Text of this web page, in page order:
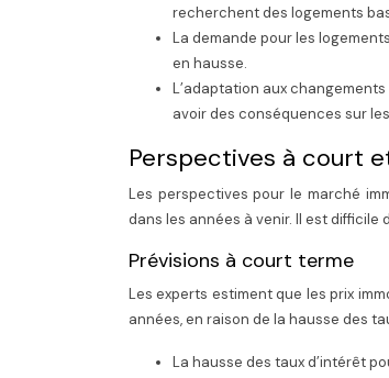
recherchent des logements
La demande pour les
en hausse.
L’adaptation aux
avoir des conséquences sur
Perspectives à court
Les perspectives pour le marché
dans les années à venir. Il est
Prévisions à court terme
Les experts estiment que les prix
années, en raison de la hausse des
La hausse des taux d’intérêt